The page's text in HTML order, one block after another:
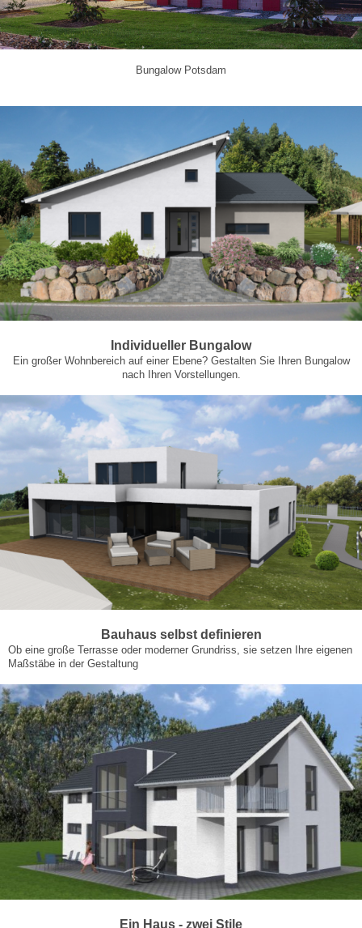
Bungalow Potsdam
Individueller Bungalow
Ein großer Wohnbereich auf einer Ebene? Gestalten Sie Ihren Bungalow
nach Ihren Vorstellungen.
Bauhaus selbst definieren
Ob eine große Terrasse oder moderner Grundriss, sie setzen Ihre eigenen
Maßstäbe in der Gestaltung
Ein Haus - zwei Stile